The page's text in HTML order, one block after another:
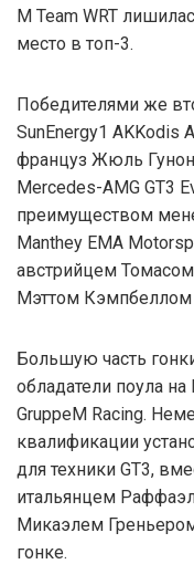
M Team WRT
место в топ-3.
Победителями же
SunEnergy1 AKKodis
француз Жюль
Mercedes-AMG GT3
преимуществом
Manthey EMA
австрийцем
Мэттом Кэмпбеллом
Большую часть
обладатели поула
GruppeM Racing.
квалификации
для техники GT3,
итальянцем
Микаэлем
гонке.